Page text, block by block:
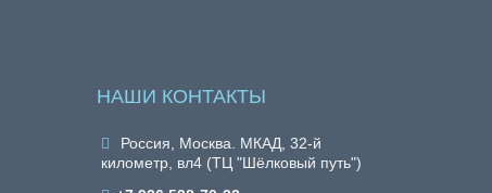
НАШИ КОНТАКТЫ
Россия, Москва. МКАД, 32-й
километр, вл4 (ТЦ "Шёлковый путь")